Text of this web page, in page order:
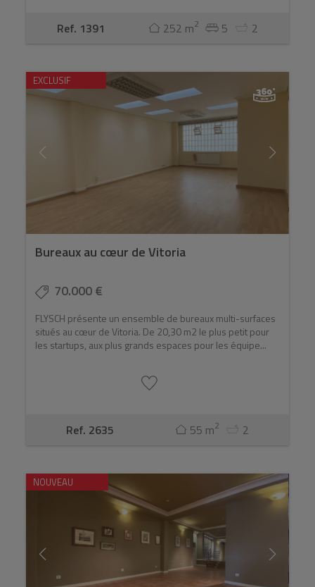
Ref. 1391 252 m2 5 2
EXCLUSIF
Bureaux au cœur de Vitoria
70.000 €
FLYSCH présente un ensemble de bureaux multi-surfaces
situés au cœur de Vitoria. De 20,30 m2 le plus petit pour
les startups, aux plus grands espaces pour les équipe...
Ref. 2635 55 m2 2
NOUVEAU